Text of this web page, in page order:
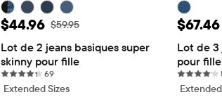
Prix ​​de vente: $44.96
$44.96 Prix ​​d'origine: $59.95
$59.95
Lot de 2 jeans basiques super
skinny pour fille
6969 reviews
Extended Sizes
Prix
$67.46
Lot de 3
pour fille